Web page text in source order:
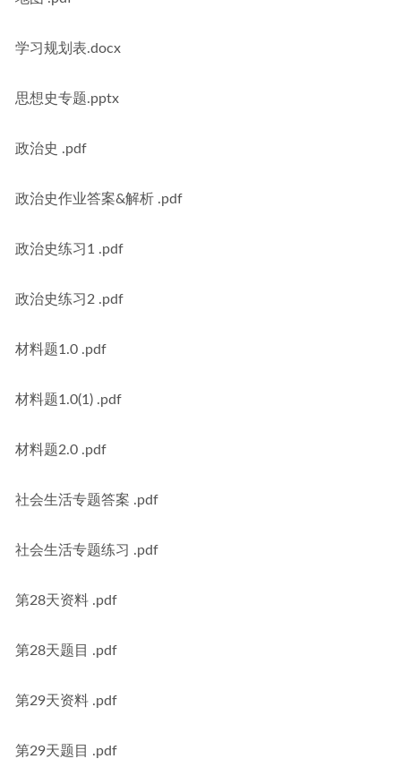
学习规划表.docx
思想史专题.pptx
政治史 .pdf
政治史作业答案&解析 .pdf
政治史练习1 .pdf
政治史练习2 .pdf
材料题1.0 .pdf
材料题1.0(1) .pdf
材料题2.0 .pdf
社会生活专题答案 .pdf
社会生活专题练习 .pdf
第28天资料 .pdf
第28天题目 .pdf
第29天资料 .pdf
第29天题目 .pdf